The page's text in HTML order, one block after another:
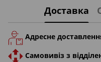
Доставка
Адресне
Самовивіз з